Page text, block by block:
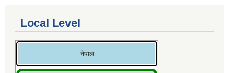
Local Level